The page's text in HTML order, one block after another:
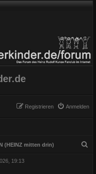
Anmelden
Registrieren
(HEINZ mitten drin)
19:13